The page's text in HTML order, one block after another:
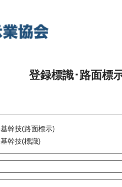
登録標識･路面標
基幹技(路面標示)
基幹技(標識)